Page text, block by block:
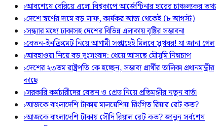
›আবশেষে বেরিয়ে এলো বিশ্বকাপে আর্জেন্টিনার হারের চাঞ্চল্যকর তথ্য
›দেশে স্বর্ণের দামে বড় লাফ, কার্যকর আজ থেকেই (৮ আগস্ট)
›সন্ধ্যার মধ্যে ঢাকাসহ দেশের বিভিন্ন এলাকায় বৃষ্টির সম্ভাবনা
›বেতন-ইনক্রিমেট নিয়ে আগামী সপ্তাহেই মিলবে সুখবর! যা জানা গেল
›আবহাওয়া নিয়ে বড় দুঃসংবাদ: ধেয়ে আসছে মৌসুমি নিম্নচাপ
›দেশের ২৩তম রাষ্ট্রপতি কে হচ্ছেন, সম্ভাব্য প্রার্থীর তালিকা প্রধানমন্ত্রীর
কাছে
›সরকারি কর্মচারীদের বেতন ও গ্রেড নিয়ে প্রতিমন্ত্রীর নতুন বার্তা
›আজকে বাংলাদেশি টাকায় মালয়েশিয়া রিংগিত রিয়ার রেট কত?
›আজকে বাংলাদেশি টাকায় সৌদি রিয়াল রেট কত? জানুন সর্বশেষ